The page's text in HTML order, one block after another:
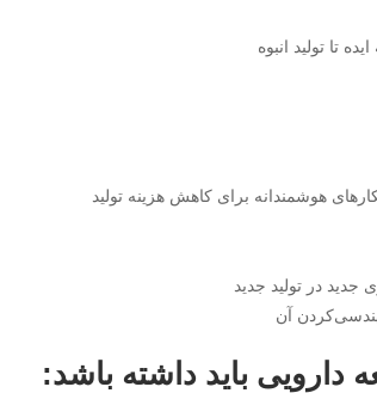
تا تولید انبوه
هوشمندانه برای کاهش هزینه تولید
در تولید جدید
آن
باید داشته باشد: